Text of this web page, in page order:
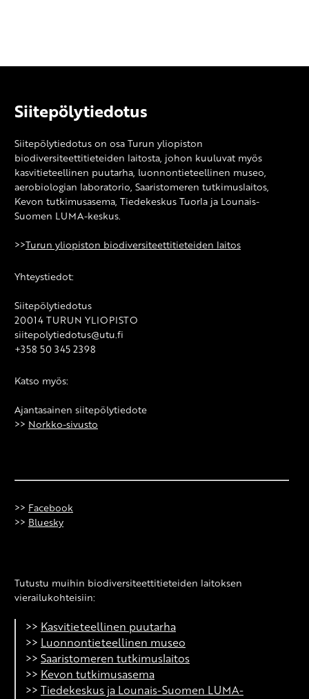
Siitepölytiedotus
Siitepölytiedotus on osa Turun yliopiston
biodiversiteettitieteiden laitosta, johon kuuluvat myös
kasvitieteellinen puutarha, luonnontieteellinen museo,
aerobiologian laboratorio, Saaristomeren tutkimuslaitos,
Kevon tutkimusasema, Tiedekeskus Tuorla ja Lounais-
Suomen LUMA-keskus.
>>Turun yliopiston biodiversiteettitieteiden laitos
Yhteystiedot:
Siitepölytiedotus
20014 TURUN YLIOPISTO
siitepolytiedotus@utu.fi
+358 50 345 2398
Katso myös:
Ajantasainen siitepölytiedote
>> Norkko-sivusto
>> Facebook
>> Bluesky
Tutustu muihin biodiversiteettitieteiden laitoksen
vierailukohteisiin:
>> Kasvitieteellinen puutarha
>> Luonnontieteellinen museo
>> Saaristomeren tutkimuslaitos
>> Kevon tutkimusasema
>> Tiedekeskus ja Lounais-Suomen LUMA-